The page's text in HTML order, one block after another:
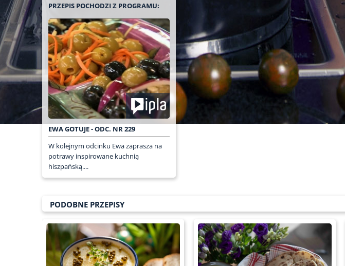
PRZEPIS POCHODZI Z PROGRAMU:
EWA GOTUJE - ODC. NR 229
W kolejnym odcinku Ewa zaprasza na
potrawy inspirowane kuchnią
hiszpańską....
PODOBNE PRZEPISY